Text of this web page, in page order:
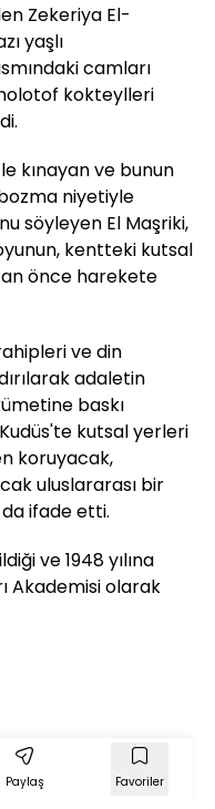
Zekeriya El-
yaşlı
camları
kokteylleri
kınayan ve bunun
niyetiyle
söyleyen El Maşriki,
kentteki kutsal
an önce harekete
ve din
adaletin
baskı
kutsal yerleri
koruyacak,
uluslararası bir
ifade etti.
ve 1948 yılına
Akademisi olarak
Paylaş Favoriler